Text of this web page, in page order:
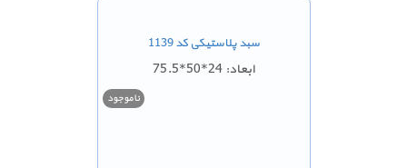
سبد پلاستیکی کد 1139
ابعاد: 24*50*75.5
ناموجود